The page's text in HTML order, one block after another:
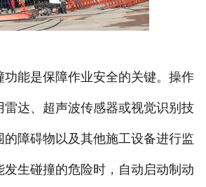
能是保障作业安全的关键。操作
雷达、超声波传感器或视觉识别技
的障碍物以及其他施工设备进行监
发生碰撞的危险时，自动启动制动